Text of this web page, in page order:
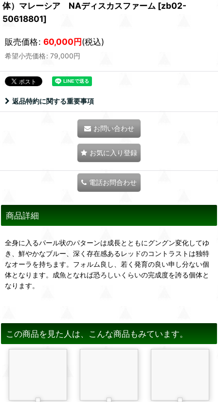
体）マレーシア NAディスカスファーム [zb02-
50618801]
販売価格: 60,000円(税込)
希望小売価格: 79,000円
返品特約に関する重要事項
お問い合わせ
お気に入り登録
電話お問合わせ
商品詳細
全身に入るパール状のパターンは成長とともにグングン変化してゆ
き、鮮やかなブルー、深く存在感あるレッドのコントラストは独特
なオーラを持ちます。フォルム良し、若く発育の良い申し分ない個
体となります。成魚となれば恐ろしいくらいの完成度を誇る個体と
なります。
この商品を見た人は、こんな商品もみています。